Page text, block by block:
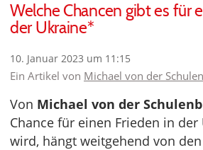
Welche Chancen gibt es für
der Ukraine*
10. Januar 2023 um 11:15
Ein Artikel von Michael von der
Von Michael von der
Chance für einen Frieden in der
wird, hängt weitgehend von